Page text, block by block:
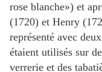
rose blanche») et
(1720) et Henry
représenté avec
étaient utilisés sur
verrerie et des